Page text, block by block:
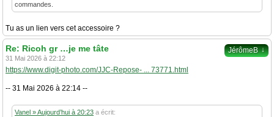
commandes.
Tu as un lien vers cet accessoire ?
JérômeB ↓
Re: Ricoh gr …je me tâte
31 Mai 2026 à 22:12
https://www.digit-photo.com/JJC-Repose- ... 73771.html
-- 31 Mai 2026 à 22:14 --
Vanel » Aujourd’hui à 20:23 a écrit: